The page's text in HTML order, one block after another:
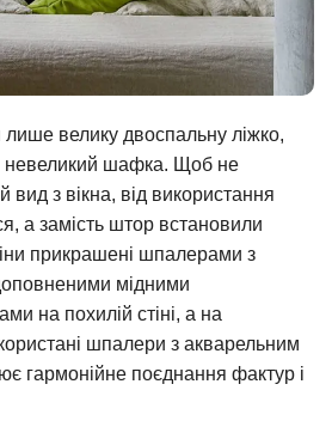
лише велику двоспальну ліжко,
невеликий шафка. Щоб не
з вікна, від використання
а замість штор встановили
прикрашені шпалерами з
мідними
на похилій стіні, а на
шпалери з акварельним
гармонійне поєднання фактур і